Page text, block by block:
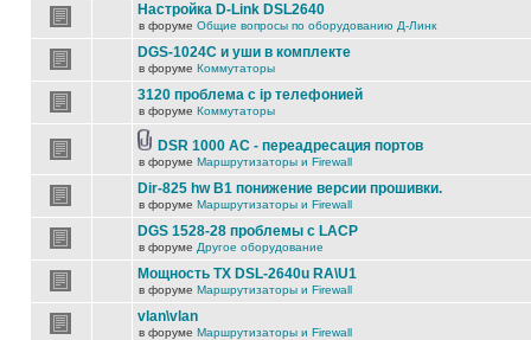
Настройка D-Link DSL2640
в форуме Общие вопросы по оборудованию Д-Линк
DGS-1024C и уши в комплекте
в форуме Коммутаторы
3120 проблема с ip телефонией
в форуме Коммутаторы
DSR 1000 AC - переадресация портов
в форуме Маршрутизаторы и Firewall
Dir-825 hw B1 понижение версии прошивки.
в форуме Маршрутизаторы и Firewall
DGS 1528-28 проблемы с LACP
в форуме Другое оборудование
Мощность TX DSL-2640u RA\U1
в форуме Маршрутизаторы и Firewall
vlan\vlan
в форуме Маршрутизаторы и Firewall